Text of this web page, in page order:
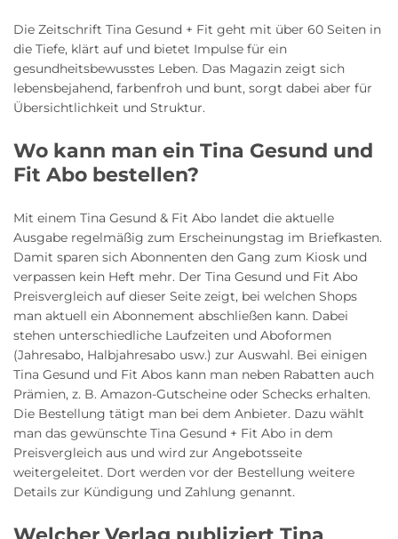
Die Zeitschrift Tina Gesund + Fit geht mit über 60 Seiten in
die Tiefe, klärt auf und bietet Impulse für ein
gesundheitsbewusstes Leben. Das Magazin zeigt sich
lebensbejahend, farbenfroh und bunt, sorgt dabei aber für
Übersichtlichkeit und Struktur.
Wo kann man ein Tina Gesund und
Fit Abo bestellen?
Mit einem Tina Gesund & Fit Abo landet die aktuelle
Ausgabe regelmäßig zum Erscheinungstag im Briefkasten.
Damit sparen sich Abonnenten den Gang zum Kiosk und
verpassen kein Heft mehr. Der Tina Gesund und Fit Abo
Preisvergleich auf dieser Seite zeigt, bei welchen Shops
man aktuell ein Abonnement abschließen kann. Dabei
stehen unterschiedliche Laufzeiten und Aboformen
(Jahresabo, Halbjahresabo usw.) zur Auswahl. Bei einigen
Tina Gesund und Fit Abos kann man neben Rabatten auch
Prämien, z. B. Amazon-Gutscheine oder Schecks erhalten.
Die Bestellung tätigt man bei dem Anbieter. Dazu wählt
man das gewünschte Tina Gesund + Fit Abo in dem
Preisvergleich aus und wird zur Angebotsseite
weitergeleitet. Dort werden vor der Bestellung weitere
Details zur Kündigung und Zahlung genannt.